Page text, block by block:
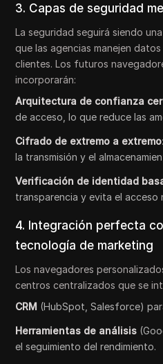
3. Capas de seguridad
La seguridad seguirá siendo
que las agencias manejen
clientes. Los futuros
incorporarán:
Arquitectura de confianza
de acceso, lo que reduce las
Cifrado de extremo a extremo
la transmisión y el
Verificación de identidad
transparencia y evita el acceso
4. Integración perfecta
tecnología de marketing
Los navegadores
centros centralizados que se
CRM (HubSpot, Salesforce)
Herramientas de análisis
el seguimiento del rendimiento.